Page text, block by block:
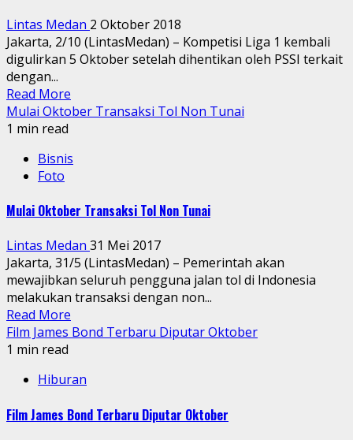
Lintas Medan 2 Oktober 2018
Jakarta, 2/10 (LintasMedan) – Kompetisi Liga 1 kembali
digulirkan 5 Oktober setelah dihentikan oleh PSSI terkait
dengan...
Read More
Mulai Oktober Transaksi Tol Non Tunai
1 min read
Bisnis
Foto
Mulai Oktober Transaksi Tol Non Tunai
Lintas Medan 31 Mei 2017
Jakarta, 31/5 (LintasMedan) – Pemerintah akan
mewajibkan seluruh pengguna jalan tol di Indonesia
melakukan transaksi dengan non...
Read More
Film James Bond Terbaru Diputar Oktober
1 min read
Hiburan
Film James Bond Terbaru Diputar Oktober